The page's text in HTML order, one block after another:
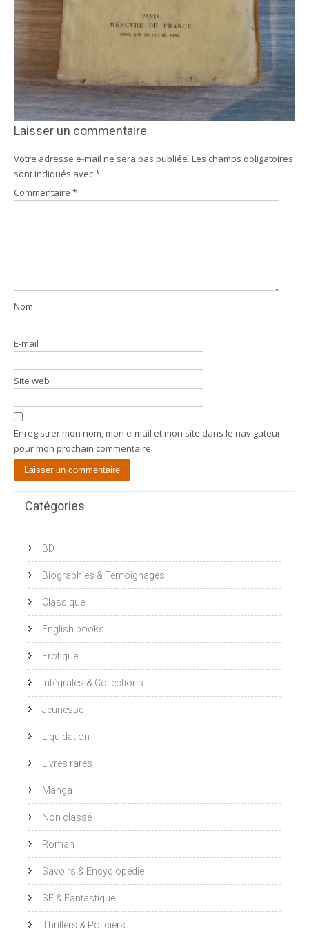
Laisser un commentaire
Votre adresse e-mail ne sera pas publiée. Les champs obligatoires
sont indiqués avec*
Commentaire *
Nom
E-mail
Site web
Enregistrer mon nom, mon e-mail et mon site dans le navigateur
pour mon prochain commentaire.
Catégories
BD
Biographies & Témoignages
Classique
English books
Erotique
Intégrales & Collections
Jeunesse
Liquidation
Livres rares
Manga
Non classé
Roman
Savoirs & Encyclopédie
SF & Fantastique
Thrillers & Policiers